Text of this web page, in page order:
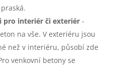
pro interiér či exteriér-
na vše. V exteriéru jsou
než v interiéru, působí zde
venkovní betony se